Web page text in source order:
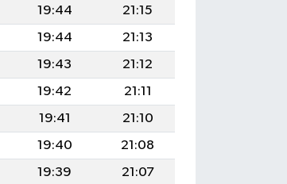
19:44
21:15
19:44
21:13
19:43
21:12
19:42
21:11
19:41
21:10
19:40
21:08
19:39
21:07